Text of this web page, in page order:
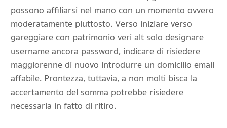
possono affiliarsi nel mano con un momento ovvero
moderatamente piuttosto.Verso iniziare verso
gareggiare con patrimonio veri alt solo designare
username ancora password, indicare di risiedere
maggiorenne di nuovo introdurre un domicilio email
affabile. Prontezza, tuttavia, a non molti bisca la
accertamento del somma potrebbe risiedere
necessaria in fatto di ritiro.